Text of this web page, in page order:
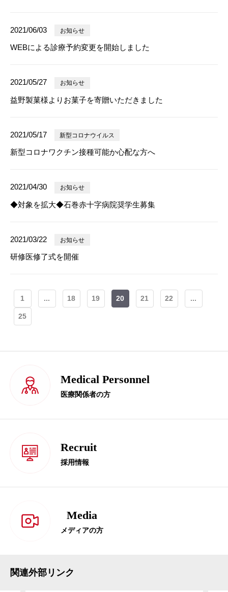
2021/06/03 お知らせ
WEBによる診療予約変更を開始しました
2021/05/27 お知らせ
益野製菓様よりお菓子を寄贈いただきました
2021/05/17 新型コロナウイルス
新型コロナワクチン接種可能か心配な方へ
2021/04/30 お知らせ
◆対象を拡大◆石巻赤十字病院奨学生募集
2021/03/22 お知らせ
研修医修了式を開催
1 ... 18 19 20 21 22 ...
25
Medical Personnel
医療関係者の方
Recruit
採用情報
Media
メディアの方
関連外部リンク